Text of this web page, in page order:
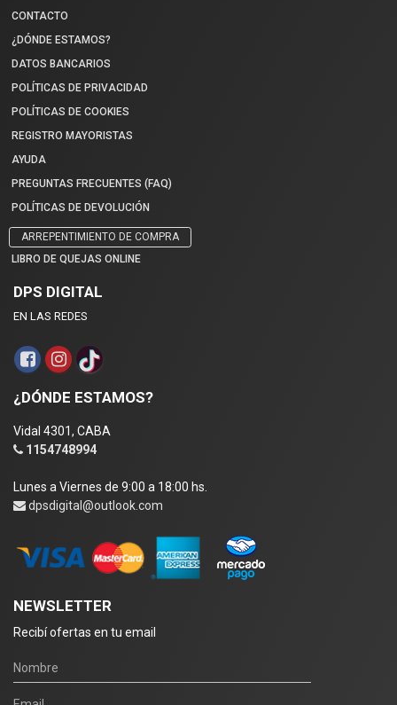
CONTACTO
¿DÓNDE ESTAMOS?
DATOS BANCARIOS
POLÍTICAS DE PRIVACIDAD
POLÍTICAS DE COOKIES
REGISTRO MAYORISTAS
AYUDA
PREGUNTAS FRECUENTES (FAQ)
POLÍTICAS DE DEVOLUCIÓN
ARREPENTIMIENTO DE COMPRA
LIBRO DE QUEJAS ONLINE
DPS DIGITAL
EN LAS REDES
¿DÓNDE ESTAMOS?
Vidal 4301, CABA
1154748994
Lunes a Viernes de 9:00 a 18:00 hs.
dpsdigital@outlook.com
NEWSLETTER
Recibí ofertas en tu email